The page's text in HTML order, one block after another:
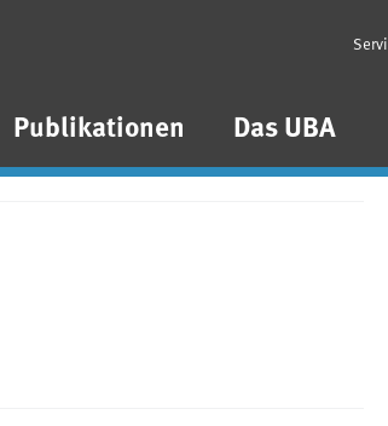
Publikationen Das UBA